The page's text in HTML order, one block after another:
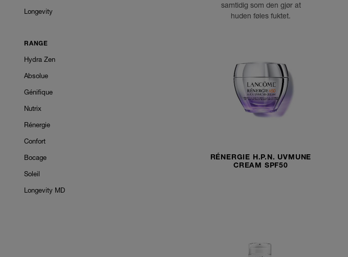
Longevity
RANGE
Hydra Zen
Absolue
Génifique
Nutrix
Rénergie
Confort
Bocage
Soleil
Longevity MD
samtidig som den gjør at
huden føles fuktet.
RÉNERGIE H.P.N. UVMUNE
CREAM SPF50